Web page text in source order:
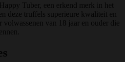
Tuber, een erkend merk in het
deze truffels superieure kwaliteit en
van 18 jaar en ouder die